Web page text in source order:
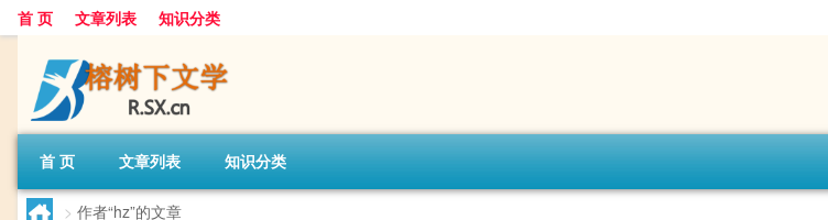
首 页 文章列表 知识分类
首 页 文章列表 知识分类
> 作者“hz”的文章